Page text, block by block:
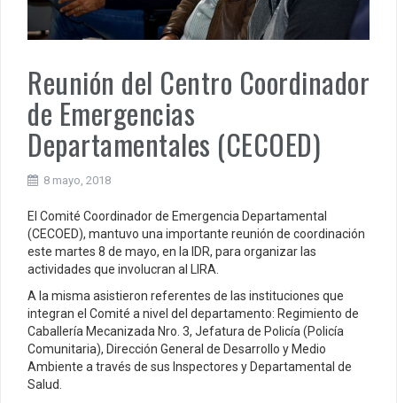
Reunión del Centro Coordinador
de Emergencias
Departamentales (CECOED)
8 mayo, 2018
El Comité Coordinador de Emergencia Departamental
(CECOED), mantuvo una importante reunión de coordinación
este martes 8 de mayo, en la IDR, para organizar las
actividades que involucran al LIRA.
A la misma asistieron referentes de las instituciones que
integran el Comité a nivel del departamento: Regimiento de
Caballería Mecanizada Nro. 3, Jefatura de Policía (Policía
Comunitaria), Dirección General de Desarrollo y Medio
Ambiente a través de sus Inspectores y Departamental de
Salud.